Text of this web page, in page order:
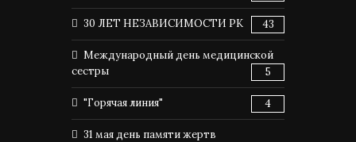
30 ЛЕТ НЕЗАВИСИМОСТИ РК 43
Международный день медицинской
сестры
5
"Горячая линия" 4
31 мая день памяти жертв